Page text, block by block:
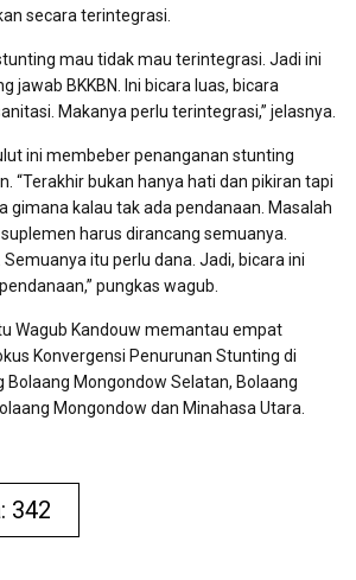
secara terintegrasi.
mau tidak mau terintegrasi. Jadi ini
jawab BKKBN. Ini bicara luas, bicara
Makanya perlu terintegrasi,” jelasnya.
ini membeber penanganan stunting
“Terakhir bukan hanya hati dan pikiran tapi
gimana kalau tak ada pendanaan. Masalah
harus dirancang semuanya.
itu perlu dana. Jadi, bicara ini
pungkas wagub.
Wagub Kandouw memantau empat
Konvergensi Penurunan Stunting di
Bolaang Mongondow Selatan, Bolaang
Mongondow dan Minahasa Utara.
342